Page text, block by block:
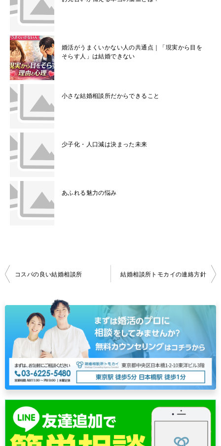
婚活がうまくいかない人の共通点｜「現実から目を
そらす人」は結婚できない
小さな結婚相談所だからできること
少子化・人口減は決まった未来
あふれる魅力の悩み
投
ナ
ー
ョ
ン
コスパの良い結婚相談所 結婚相談所トモカイの連絡方針